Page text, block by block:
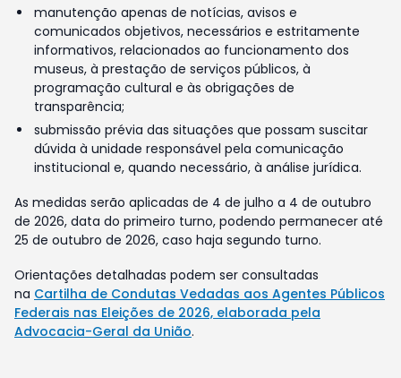
manutenção apenas de notícias, avisos e
comunicados objetivos, necessários e estritamente
informativos, relacionados ao funcionamento dos
museus, à prestação de serviços públicos, à
programação cultural e às obrigações de
transparência;
submissão prévia das situações que possam suscitar
dúvida à unidade responsável pela comunicação
institucional e, quando necessário, à análise jurídica.
As medidas serão aplicadas de 4 de julho a 4 de outubro
de 2026, data do primeiro turno, podendo permanecer até
25 de outubro de 2026, caso haja segundo turno.
Orientações detalhadas podem ser consultadas
na Cartilha de Condutas Vedadas aos Agentes Públicos
Federais nas Eleições de 2026, elaborada pela
Advocacia-Geral da União.